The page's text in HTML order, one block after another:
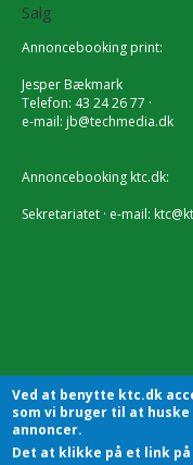
Salg
Annoncebooking print:
Jesper Bækmark
Telefon: 43 24 26 77 ·
e-mail: jb@techmedia.dk
Annoncebooking ktc.dk:
Sekretariatet · e-mail:
Ved at benytte ktc.dk
som vi bruger til at
annoncer.
Det at klikke på et link